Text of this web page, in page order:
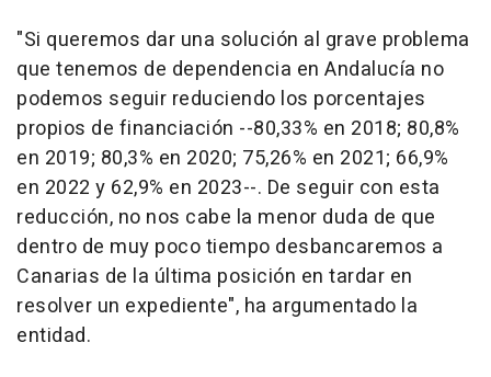
"Si queremos dar una solución al grave problema
que tenemos de dependencia en Andalucía no
podemos seguir reduciendo los porcentajes
propios de financiación --80,33% en 2018; 80,8%
en 2019; 80,3% en 2020; 75,26% en 2021; 66,9%
en 2022 y 62,9% en 2023--. De seguir con esta
reducción, no nos cabe la menor duda de que
dentro de muy poco tiempo desbancaremos a
Canarias de la última posición en tardar en
resolver un expediente", ha argumentado la
entidad.